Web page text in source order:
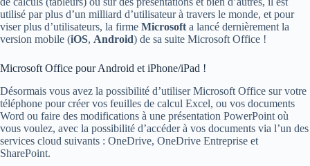
utilisé par plus d’un milliard d’utilisateur à travers le monde, et pour
viser plus d’utilisateurs, la firme Microsoft a lancé dernièrement la
version mobile (iOS, Android) de sa suite Microsoft Office !
Microsoft Office pour Android et iPhone/iPad !
Désormais vous avez la possibilité d’utiliser Microsoft Office sur votre
téléphone pour créer vos feuilles de calcul Excel, ou vos documents
Word ou faire des modifications à une présentation PowerPoint où
vous voulez, avec la possibilité d’accéder à vos documents via l’un des
services cloud suivants : OneDrive, OneDrive Entreprise et
SharePoint.